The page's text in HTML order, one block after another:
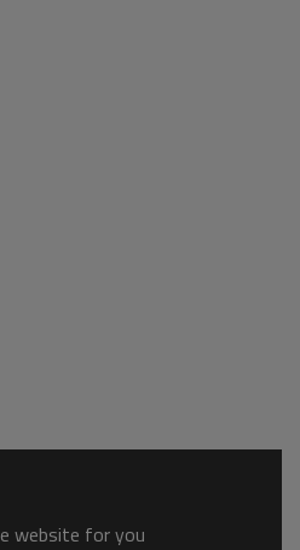
website for you.